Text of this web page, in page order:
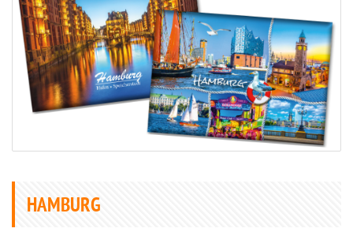
HAMBURG